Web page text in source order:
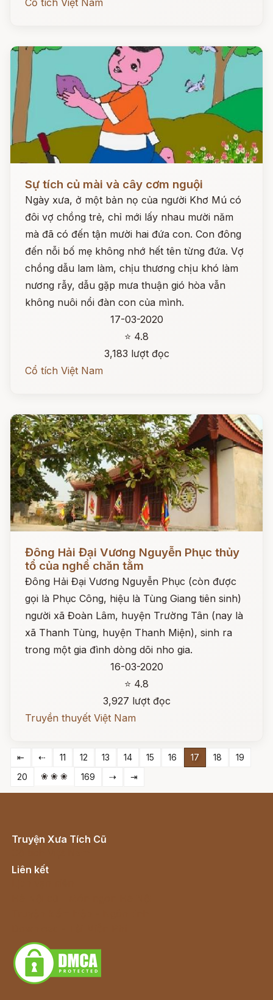
Cổ tích Việt Nam
Sự tích củ mài và cây cơm nguội
Ngày xưa, ở một bản nọ của người Khơ Mú có
đôi vợ chồng trẻ, chỉ mới lấy nhau mười năm
mà đã có đến tận mười hai đứa con. Con đông
đến nỗi bố mẹ không nhớ hết tên từng đứa. Vợ
chồng dẫu lam làm, chịu thương chịu khó làm
nương rẫy, dẫu gặp mưa thuận gió hòa vẫn
không nuôi nổi đàn con của mình.
17-03-2020
⭐ 4.8
3,183 lượt đọc
Cổ tích Việt Nam
Đông Hải Đại Vương Nguyễn Phục thủy
tổ của nghề chăn tằm
Đông Hải Đại Vương Nguyễn Phục (còn được
gọi là Phục Công, hiệu là Tùng Giang tiên sinh)
người xã Đoàn Lâm, huyện Trường Tân (nay là
xã Thanh Tùng, huyện Thanh Miện), sinh ra
trong một gia đình dòng dõi nho gia.
16-03-2020
⭐ 4.8
3,927 lượt đọc
Truyền thuyết Việt Nam
⇤ ⇠ 11 12 13 14 15 16 17 18
19
20
❀ ❀ ❀ 169 ⇢ ⇥
Truyện Xưa Tích Cũ
Liên kết